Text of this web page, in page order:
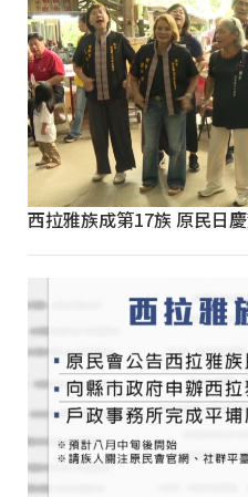
西拉雅族成第17族 原民日